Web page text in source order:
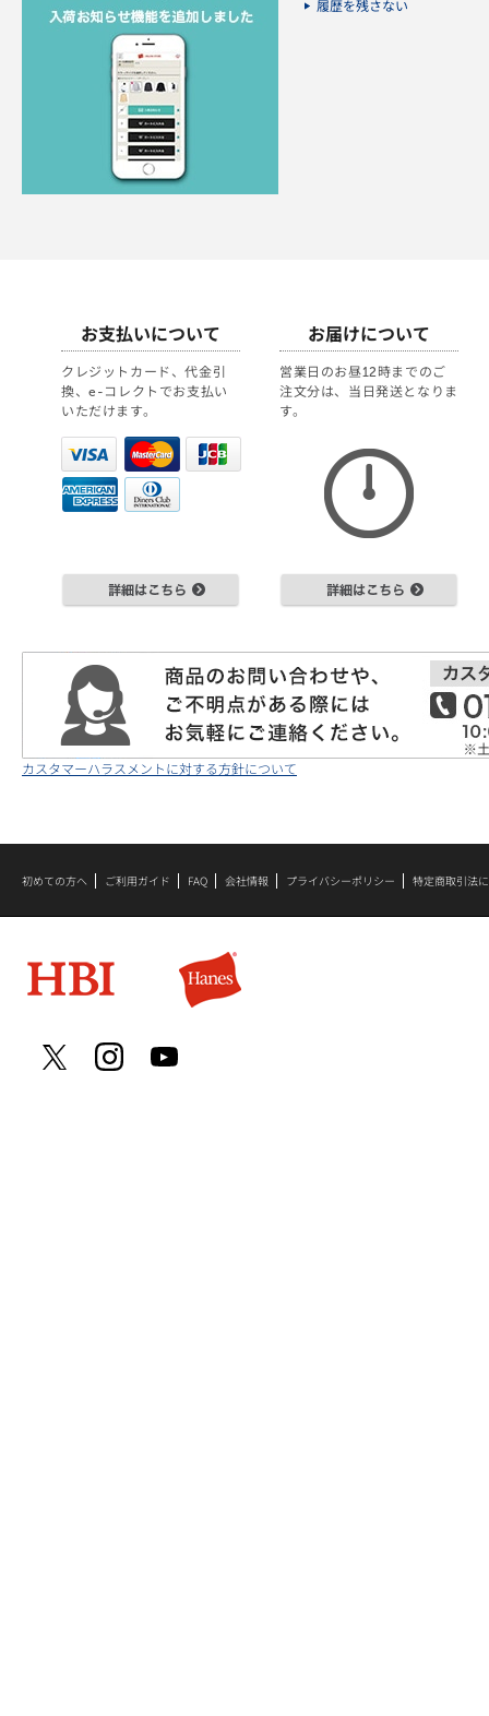
履歴を残さない
お支払いについて
クレジットカード、代金引
換、e-コレクトでお支払い
いただけます。
お届けについて
営業日のお昼12時までのご
注文分は、当日発送となりま
す。
カスタマーハラスメントに対する方針について
初めての方へ ご利用ガイド FAQ 会社情報 プライバシーポリシー 特定商取引法